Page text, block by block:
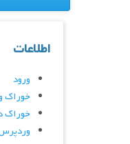
اطلاعات
ورود
خوراک
خوراک